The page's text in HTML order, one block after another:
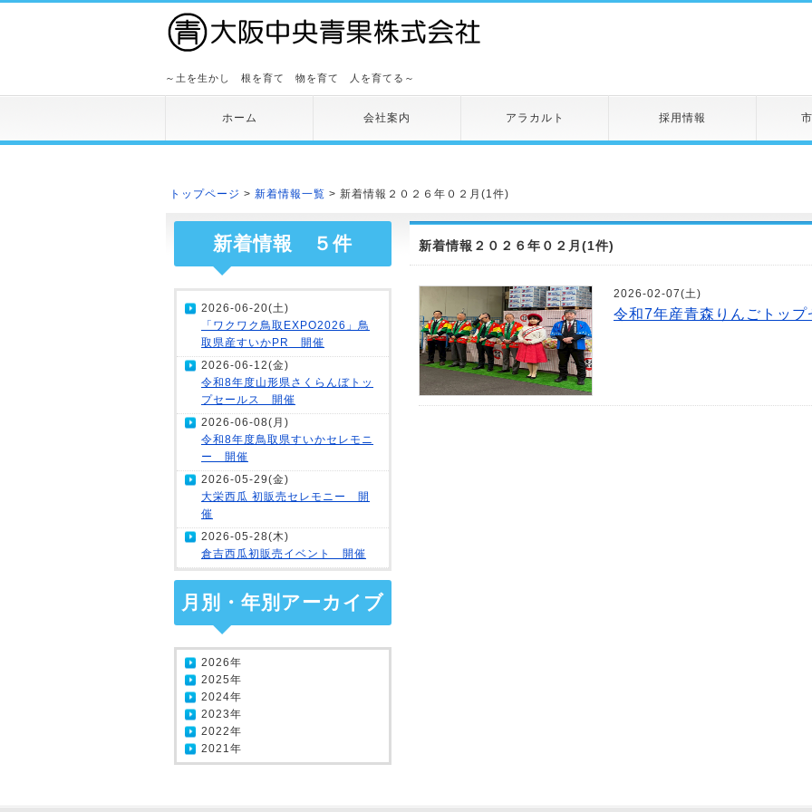
～土を生かし 根を育て 物を育て 人を育てる～
ホーム 会社案内 アラカルト 採用情報
トップページ > 新着情報一覧 > 新着情報２０２６年０２月(1件)
新着情報２０２６年０２月(1件)
2026-02-07(土)
令和7年産青森りんごトッ
新着情報 ５件
2026-06-20(土)
「ワクワク鳥取EXPO2026」鳥
取県産すいかPR 開催
2026-06-12(金)
令和8年度山形県さくらんぼトッ
プセールス 開催
2026-06-08(月)
令和8年度鳥取県すいかセレモニ
ー 開催
2026-05-29(金)
大栄西瓜 初販売セレモニー 開
催
2026-05-28(木)
倉吉西瓜初販売イベント 開催
月別・年別アーカイブ
2026年
2025年
2024年
2023年
2022年
2021年